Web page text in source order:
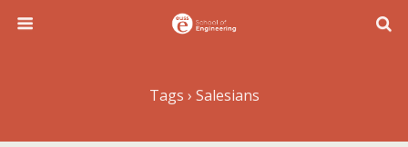
Tags › Salesians